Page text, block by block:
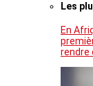
Les
En
rendre